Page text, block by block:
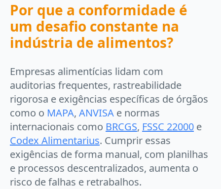
Por que a conformidade é
um desafio constante na
indústria de alimentos?
Empresas alimentícias lidam com
auditorias frequentes, rastreabilidade
rigorosa e exigências específicas de órgãos
como o MAPA, ANVISA e normas
internacionais como BRCGS, FSSC 22000 e
Codex Alimentarius. Cumprir essas
exigências de forma manual, com planilhas
e processos descentralizados, aumenta o
risco de falhas e retrabalhos.